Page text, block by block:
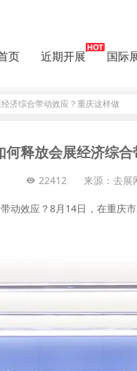
页 近期开展 国际
济综合带动效应？重庆这样做
何释放会展经济综
22412 来源：去展
动效应？8月14日，在重庆